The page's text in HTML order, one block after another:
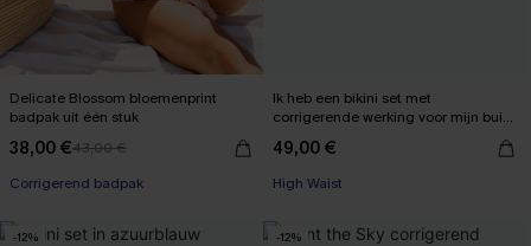
Delicate Blossom bloemenprint
badpak uit één stuk
38,00 €43,00 €
【AG18】2 met 10% korting
Corrigerend badpak
Ik heb een bikini set met
corrigerende werking voor mijn buik
49,00 €
【AG18】2 met 10% korting
High Waist
-12% -12%